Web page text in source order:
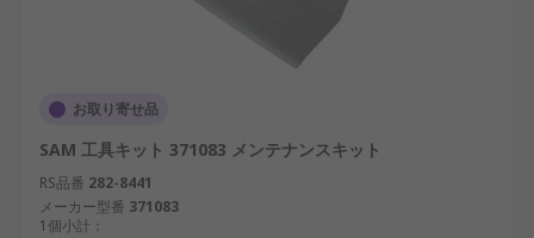
お取り寄せ品
SAM 工具キット 371083 メンテナンスキット
RS品番 282-8441
メーカー型番 371083
1個小計：